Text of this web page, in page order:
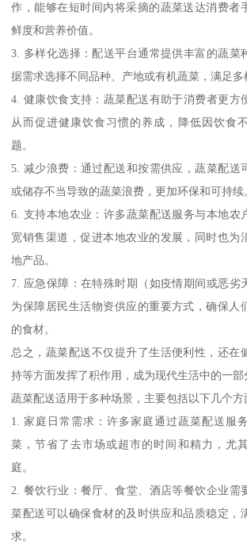
作，能够在短时间内将采摘的蔬菜送达消费者
鲜度和营养价值。
3. 多样化选择：配送平台通常提供丰富的蔬菜
据需求选择不同品种、产地或有机蔬菜，满足多
4. 健康饮食支持：蔬菜配送有助于消费者更方
从而促进健康饮食习惯的养成，降低因饮食
题。
5. 减少浪费：通过配送和按需供应，蔬菜配送
或储存不当导致的蔬菜浪费，更加环保和可持续
6. 支持本地农业：许多蔬菜配送服务与本地农
宽销售渠道，促进本地农业的发展，同时也为
地产品。
7. 应急保障：在特殊时期（如疫情期间或恶劣
为保障居民生活物资供应的重要方式，确保人
的食材。
总之，蔬菜配送不仅提升了生活便利性，还在
持等方面发挥了积作用，成为现代生活中的一部
蔬菜配送适用于多种场景，主要包括以下几个方
1. 家庭日常需求：许多家庭通过蔬菜配送服
菜，节省了去市场或超市的时间和精力，尤
庭。
2. 餐饮行业：餐厅、食堂、酒店等餐饮企业需
菜配送可以确保食材的及时供应和品质稳定，
求。